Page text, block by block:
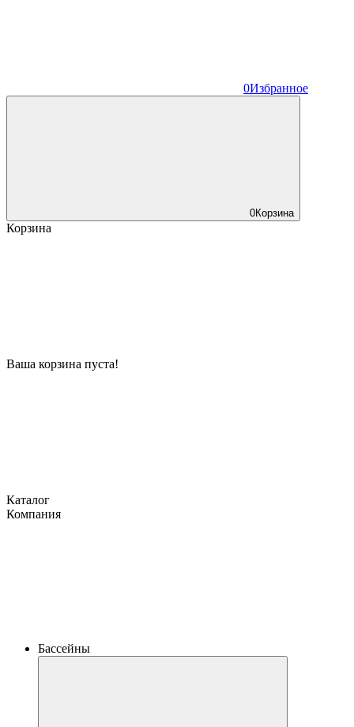
0Избранное
0Корзина
Корзина
Ваша корзина пуста!
Каталог
Компания
Бассейны